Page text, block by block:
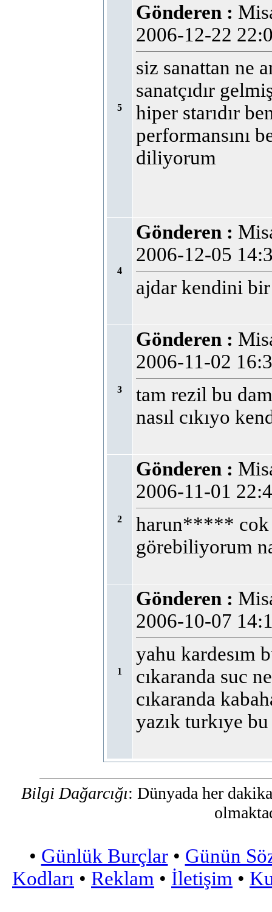
5
Gönderen :
2006-12-22
siz sanattan ne
sanatçıdır
hiper starıdır
performansını
diliyorum
4
Gönderen :
2006-12-05
ajdar kendini
3
Gönderen :
2006-11-02
tam rezil bu
nasıl cıkıyo
2
Gönderen :
2006-11-01
harun***** cok
görebiliyorum
1
Gönderen :
2006-10-07
yahu kardesım
cıkaranda suc
cıkaranda
yazık turkıye
Bilgi Dağarcığı: Dünyada her
• Günlük Burçlar• Günün
Kodları • Reklam • İletişim •